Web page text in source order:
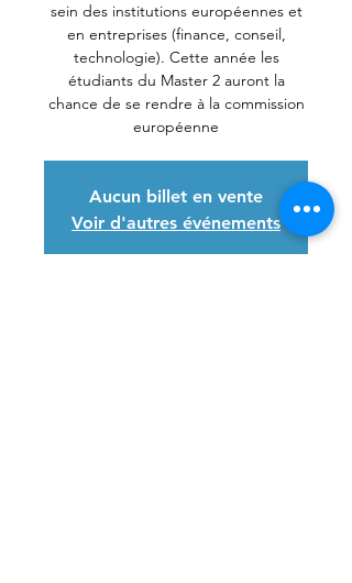
sein des institutions européennes et
en entreprises (finance, conseil,
technologie). Cette année les
étudiants du Master 2 auront la
chance de se rendre à la commission
européenne
Aucun billet en vente
Voir d'autres événements